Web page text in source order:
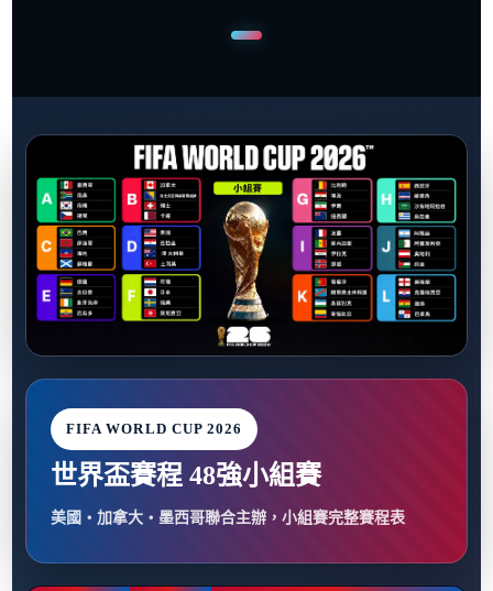
FIFA WORLD CUP 2026
世界盃賽程 48強小組賽
美國・加拿大・墨西哥聯合主辦，小組賽完整賽程表